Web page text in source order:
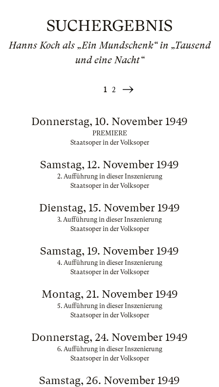
SUCHERGEBNIS
Hanns Koch als „Ein Mundschenk“ in „Tausend
und eine Nacht“
1 2
Weiter
Donnerstag, 10. November 1949
PREMIERE
Staatsoper in der Volksoper
Samstag, 12. November 1949
2. Aufführung in dieser Inszenierung
Staatsoper in der Volksoper
Dienstag, 15. November 1949
3. Aufführung in dieser Inszenierung
Staatsoper in der Volksoper
Samstag, 19. November 1949
4. Aufführung in dieser Inszenierung
Staatsoper in der Volksoper
Montag, 21. November 1949
5. Aufführung in dieser Inszenierung
Staatsoper in der Volksoper
Donnerstag, 24. November 1949
6. Aufführung in dieser Inszenierung
Staatsoper in der Volksoper
Samstag, 26. November 1949